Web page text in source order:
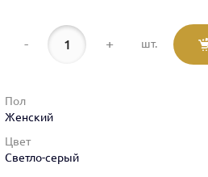
- + шт.
Пол
Женский
Цвет
Светло-серый